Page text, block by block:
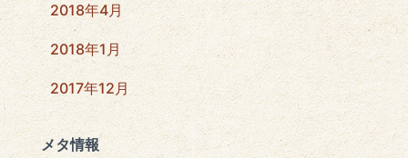
2018年4月
2018年1月
2017年12月
メタ情報